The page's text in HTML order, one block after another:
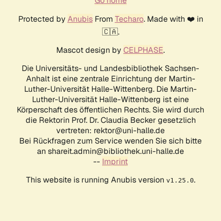
Protected by AnubisFrom Techaro. Made with ❤️ in
🇨🇦.
Mascot design by CELPHASE.
Die Universitäts- und Landesbibliothek Sachsen-
Anhalt ist eine zentrale Einrichtung der Martin-
Luther-Universität Halle-Wittenberg. Die Martin-
Luther-Universität Halle-Wittenberg ist eine
Körperschaft des öffentlichen Rechts. Sie wird durch
die Rektorin Prof. Dr. Claudia Becker gesetzlich
vertreten: rektor@uni-halle.de
Bei Rückfragen zum Service wenden Sie sich bitte
an shareit.admin@bibliothek.uni-halle.de
-- Imprint
This website is running Anubis version v1.25.0.